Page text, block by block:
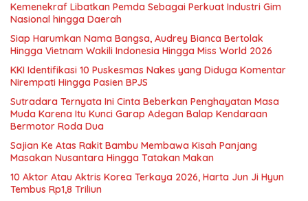
Kemenekraf Libatkan Pemda Sebagai Perkuat Industri Gim
Nasional hingga Daerah
Siap Harumkan Nama Bangsa, Audrey Bianca Bertolak
Hingga Vietnam Wakili Indonesia Hingga Miss World 2026
KKI Identifikasi 10 Puskesmas Nakes yang Diduga Komentar
Nirempati Hingga Pasien BPJS
Sutradara Ternyata Ini Cinta Beberkan Penghayatan Masa
Muda Karena Itu Kunci Garap Adegan Balap Kendaraan
Bermotor Roda Dua
Sajian Ke Atas Rakit Bambu Membawa Kisah Panjang
Masakan Nusantara Hingga Tatakan Makan
10 Aktor Atau Aktris Korea Terkaya 2026, Harta Jun Ji Hyun
Tembus Rp1,8 Triliun